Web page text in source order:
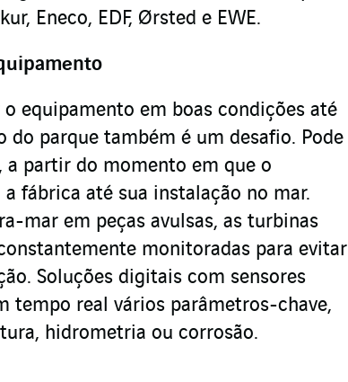
Eneco, EDF, Ørsted e EWE.
equipamento em boas condições até
do parque também é um desafio. Pode
a partir do momento em que o
fábrica até sua instalação no mar.
mar em peças avulsas, as turbinas
monitoradas para evitar
Soluções digitais com sensores
tempo real vários parâmetros-chave,
hidrometria ou corrosão.